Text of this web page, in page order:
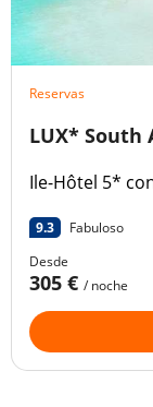
Reservas
LUX* South
Ile-Hôtel 5*
9.3
Fabuloso
Desde
305 € / noche